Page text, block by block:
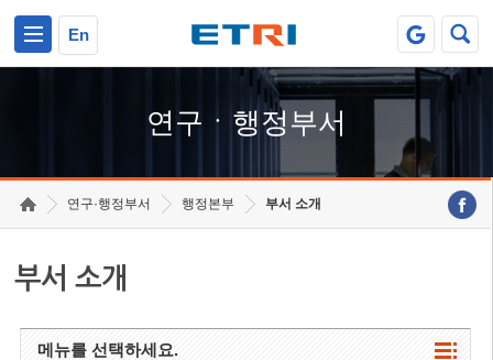
En
연구ㆍ행정부서
연구·행정부서 행정본부 부서 소개
부서 소개
메뉴를 선택하세요.